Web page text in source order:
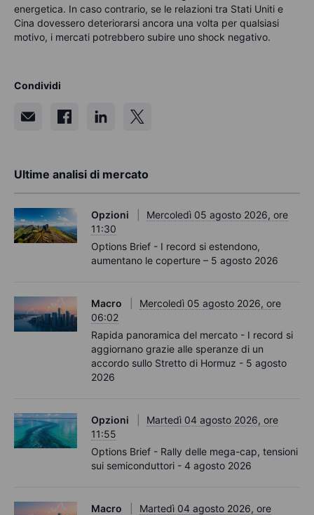
energetica. In caso contrario, se le relazioni tra Stati Uniti e
Cina dovessero deteriorarsi ancora una volta per qualsiasi
motivo, i mercati potrebbero subire uno shock negativo.
Condividi
Ultime analisi di mercato
Opzioni
Mercoledì 05 agosto 2026, ore
11:30
Options Brief - I record si estendono,
aumentano le coperture – 5 agosto 2026
Macro
Mercoledì 05 agosto 2026, ore
06:02
Rapida panoramica del mercato - I record si
aggiornano grazie alle speranze di un
accordo sullo Stretto di Hormuz - 5 agosto
2026
Opzioni
Martedì 04 agosto 2026, ore
11:55
Options Brief - Rally delle mega-cap, tensioni
sui semiconduttori - 4 agosto 2026
Macro
Martedì 04 agosto 2026, ore